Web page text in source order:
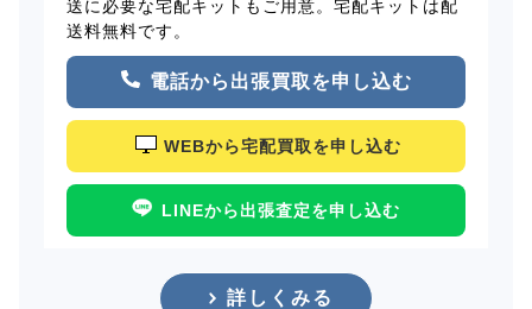
送に必要な宅配キットもご用意。宅配キットは配
送料無料です。
電話から出張買取を申し込む
WEBから宅配買取を申し込む
LINEから出張査定を申し込む
詳しくみる